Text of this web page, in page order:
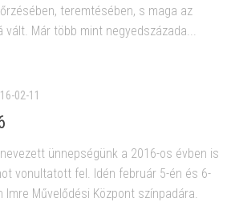
teremtésében, s maga az
vált. Már több mint negyedszázada...
02-11
ünnepségünk a 2016-os évben is
vonultatott fel. Idén február 5-én és 6-
Művelődési Központ színpadára.